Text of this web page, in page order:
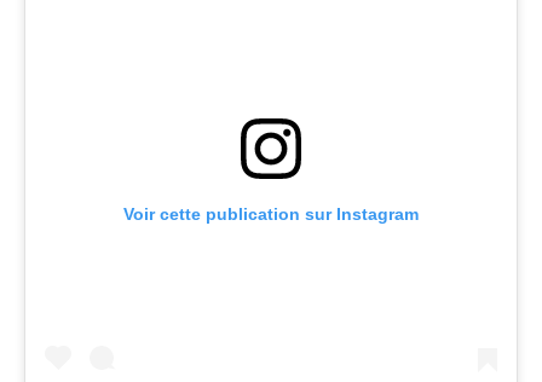
Voir cette publication sur Instagram